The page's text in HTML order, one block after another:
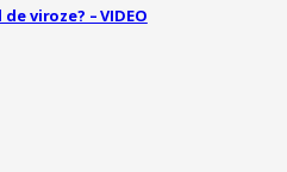
viroze? – VIDEO